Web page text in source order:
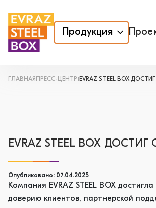
Продукция
ГЛАВНАЯ ПРЕСС-ЦЕНТР1 EVRAZ STEEL BOX
EVRAZ STEEL BOX
Опубликовано: 07.04.2025
Компания EVRAZ STEEL BOX
доверию клиентов, партнерской